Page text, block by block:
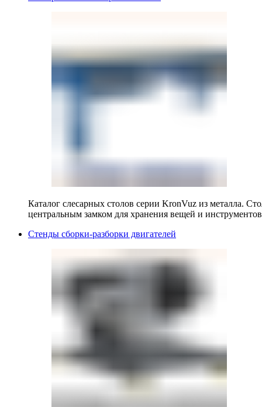
Каталог слесарных столов серии KronVuz из металла.
центральным замком для хранения вещей и
Стенды сборки-разборки двигателей